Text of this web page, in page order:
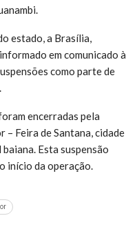
estado, a Brasília,
em comunicado à
como parte de
encerradas pela
– Feira de Santana, cidade
Esta suspensão
início da operação.